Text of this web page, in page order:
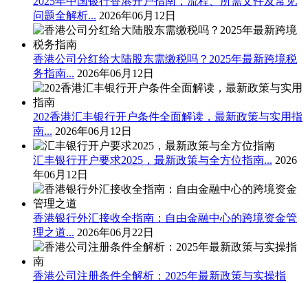
问题全解析... 2026年06月12日
香港公司分红给大陆股东需缴税吗？2025年最新跨境税
务指南... 2026年06月12日
202香港汇丰银行开户条件全面解读，最新政策与实用指
南... 2026年06月12日
汇丰银行开户要求2025，最新政策与全方位指南... 2026
年06月12日
香港银行外汇接收全指南：自由金融中心的跨境资金管
理之道... 2026年06月22日
香港公司注册条件全解析：2025年最新政策与实操指